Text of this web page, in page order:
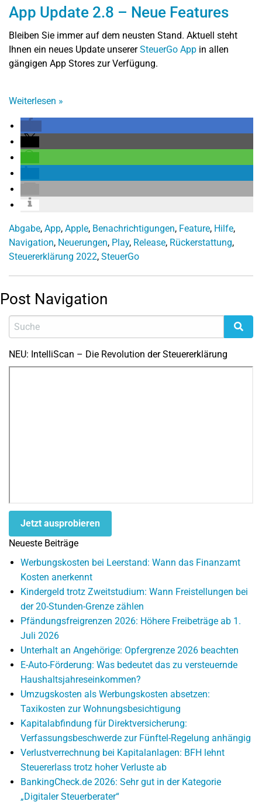
App Update 2.8 – Neue Features
Bleiben Sie immer auf dem neusten Stand. Aktuell steht
Ihnen ein neues Update unsererSteuerGo App in allen
gängigen App Stores zur Verfügung.
Weiterlesen »
Abgabe, App, Apple, Benachrichtigungen, Feature, Hilfe,
Navigation, Neuerungen, Play, Release, Rückerstattung,
Steuererklärung 2022, SteuerGo
Post Navigation
NEU: IntelliScan – Die Revolution der Steuererklärung
Jetzt ausprobieren
Neueste Beiträge
Werbungskosten bei Leerstand: Wann das Finanzamt
Kosten anerkennt
Kindergeld trotz Zweitstudium: Wann Freistellungen bei
der 20-Stunden-Grenze zählen
Pfändungsfreigrenzen 2026: Höhere Freibeträge ab 1.
Juli 2026
Unterhalt an Angehörige: Opfergrenze 2026 beachten
E-Auto-Förderung: Was bedeutet das zu versteuernde
Haushaltsjahreseinkommen?
Umzugskosten als Werbungskosten absetzen:
Taxikosten zur Wohnungsbesichtigung
Kapitalabfindung für Direktversicherung:
Verfassungsbeschwerde zur Fünftel-Regelung anhängig
Verlustverrechnung bei Kapitalanlagen: BFH lehnt
Steuererlass trotz hoher Verluste ab
BankingCheck.de 2026: Sehr gut in der Kategorie
„Digitaler Steuerberater“